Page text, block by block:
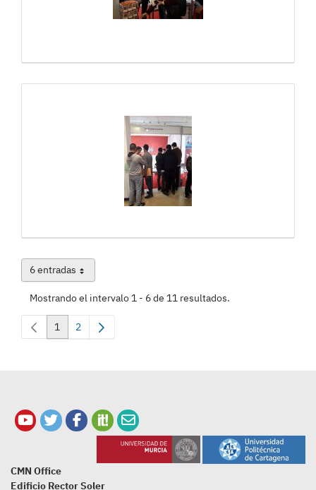
6 entradasPor página
Mostrando el intervalo 1 - 6 de 11 resultados.
Página
1 Página
2
CMN Office
Edificio Rector Soler